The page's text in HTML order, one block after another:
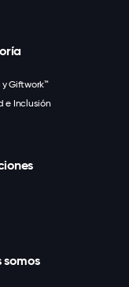
Giftwork™
e Inclusión
somos